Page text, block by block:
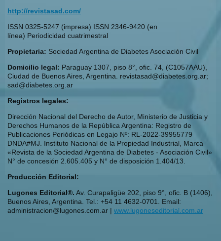
http://revistasad.com/
ISSN 0325-5247 (impresa) ISSN 2346-9420 (en
línea) Periodicidad cuatrimestral
Propietaria: Sociedad Argentina de Diabetes Asociación Civil
Domicilio legal: Paraguay 1307, piso 8°, ofic. 74, (C1057AAU),
Ciudad de Buenos Aires, Argentina. revistasad@diabetes.org.ar;
sad@diabetes.org.ar
Registros legales:
Dirección Nacional del Derecho de Autor, Ministerio de Justicia y
Derechos Humanos de la República Argentina: Registro de
Publicaciones Periódicas en Legajo Nº: RL-2022-39955779
DNDA#MJ. Instituto Nacional de la Propiedad Industrial, Marca
«Revista de la Sociedad Argentina de Diabetes - Asociación Civil»
N° de concesión 2.605.405 y N° de disposición 1.404/13.
Producción Editorial:
Lugones Editorial®. Av. Curapaligüe 202, piso 9°, ofic. B (1406),
Buenos Aires, Argentina. Tel.: +54 11 4632-0701. Email:
administracion@lugones.com.ar | www.lugoneseditorial.com.ar